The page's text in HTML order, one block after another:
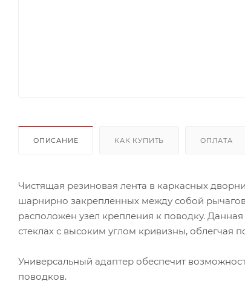
ОПИСАНИЕ КАК КУПИТЬ ОПЛАТА
Чистящая резиновая лента в каркасных
шарнирно закрепленных между собой
расположен узел крепления к поводку.
стеклах с высоким углом кривизны, облегчая
Универсальный адаптер обеспечит
поводков.